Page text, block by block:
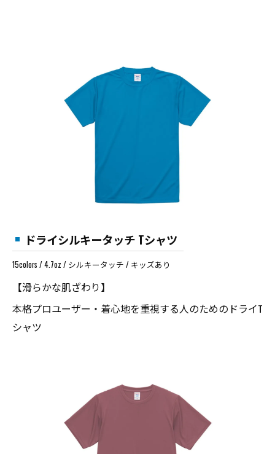
ドライシルキータッチ Tシャツ
15colors / 4.7oz / シルキータッチ / キッズあり
【滑らかな肌ざわり】
本格プロユーザー・着心地を重視する人のためのドライT
シャツ